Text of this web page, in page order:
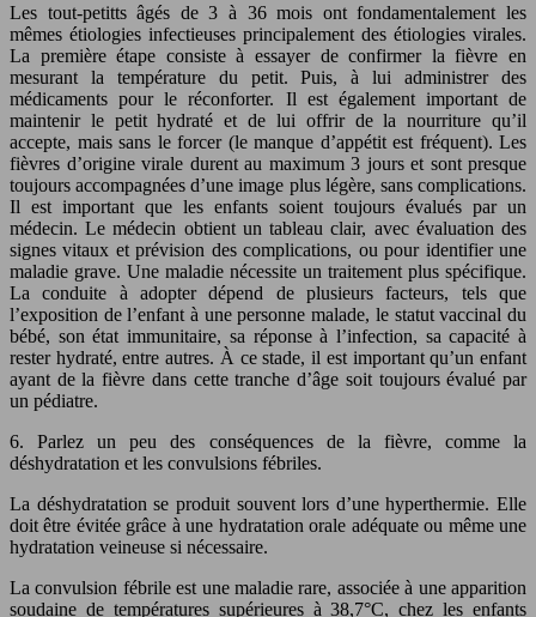
Les tout-petitts âgés de 3 à 36 mois ont fondamentalement les
mêmes étiologies infectieuses principalement des étiologies virales.
La première étape consiste à essayer de confirmer la fièvre en
mesurant la température du petit. Puis, à lui administrer des
médicaments pour le réconforter. Il est également important de
maintenir le petit hydraté et de lui offrir de la nourriture qu’il
accepte, mais sans le forcer (le manque d’appétit est fréquent). Les
fièvres d’origine virale durent au maximum 3 jours et sont presque
toujours accompagnées d’une image plus légère, sans complications.
Il est important que les enfants soient toujours évalués par un
médecin. Le médecin obtient un tableau clair, avec évaluation des
signes vitaux et prévision des complications, ou pour identifier une
maladie grave. Une maladie nécessite un traitement plus spécifique.
La conduite à adopter dépend de plusieurs facteurs, tels que
l’exposition de l’enfant à une personne malade, le statut vaccinal du
bébé, son état immunitaire, sa réponse à l’infection, sa capacité à
rester hydraté, entre autres. À ce stade, il est important qu’un enfant
ayant de la fièvre dans cette tranche d’âge soit toujours évalué par
un pédiatre.
6. Parlez un peu des conséquences de la fièvre, comme la
déshydratation et les convulsions fébriles.
La déshydratation se produit souvent lors d’une hyperthermie. Elle
doit être évitée grâce à une hydratation orale adéquate ou même une
hydratation veineuse si nécessaire.
La convulsion fébrile est une maladie rare, associée à une apparition
soudaine de températures supérieures à 38,7°C, chez les enfants